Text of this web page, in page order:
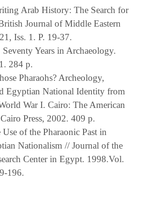
Arab History: The Search for
Journal of Middle Eastern
Iss. 1. P. 19-37.
Seventy Years in Archaeology.
284 p.
Pharaohs? Archeology,
Egyptian National Identity from
War I. Cairo: The American
Press, 2002. 409 p.
Use of the Pharaonic Past in
Nationalism // Journal of the
Center in Egypt. 1998.Vol.
196.